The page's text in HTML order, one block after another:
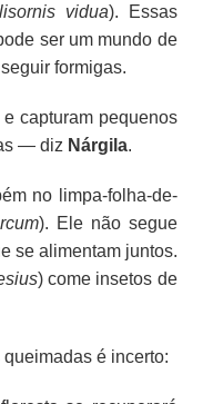
vidua). Essas
ser um mundo de
formigas.
capturam pequenos
— diz Nárgila.
no limpa-folha-de-
). Ele não segue
se alimentam juntos.
) come insetos de
é incerto: